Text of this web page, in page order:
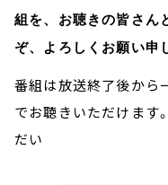
組を、お聴きの皆さん
ぞ、よろしくお願い申
番組は放送終了後から
でお聴きいただけます
だい